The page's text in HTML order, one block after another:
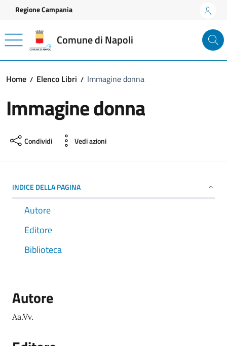
Vai ai contenuti
Vai al footer
Regione Campania
Comune di Napoli
Home Elenco Libri Immagine donna
Immagine donna
Condividi Vedi azioni
INDICE DELLA PAGINA
Autore
Editore
Biblioteca
Autore
Aa.Vv.